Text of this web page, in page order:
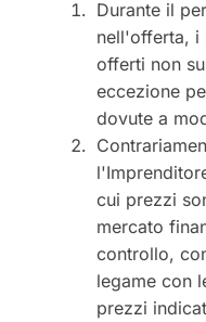
Durante il
nell'offerta, i
offerti non
eccezione
dovute a
cui prezzi
mercato
controllo,
legame con
prezzi